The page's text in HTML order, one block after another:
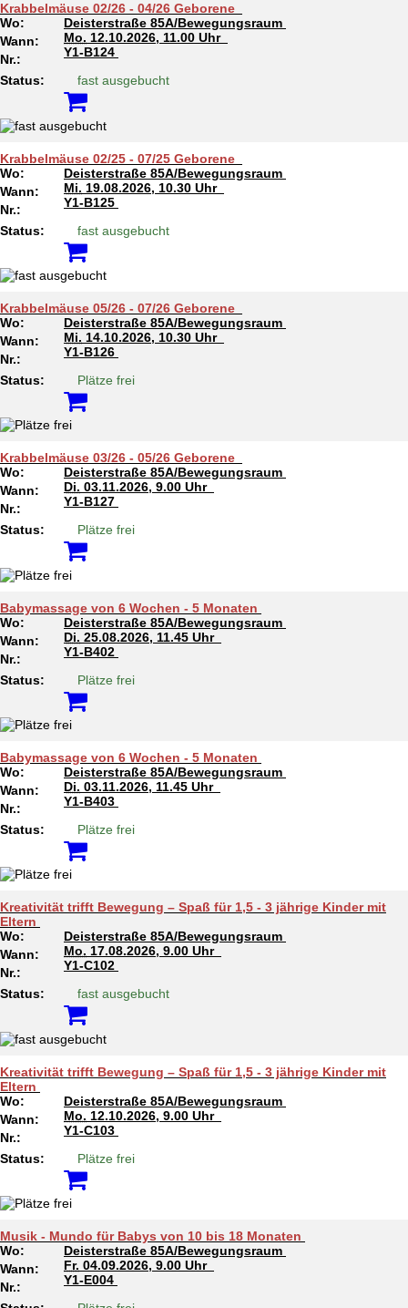
Krabbelmäuse 02/26 - 04/26 Geborene
Wo:
Deisterstraße 85A/Bewegungsraum
Wann:
Mo. 12.10.2026, 11.00 Uhr
Nr.:
Y1-B124
Status:
fast ausgebucht
Krabbelmäuse 02/25 - 07/25 Geborene
Wo:
Deisterstraße 85A/Bewegungsraum
Wann:
Mi. 19.08.2026, 10.30 Uhr
Nr.:
Y1-B125
Status:
fast ausgebucht
Krabbelmäuse 05/26 - 07/26 Geborene
Wo:
Deisterstraße 85A/Bewegungsraum
Wann:
Mi. 14.10.2026, 10.30 Uhr
Nr.:
Y1-B126
Status:
Plätze frei
Krabbelmäuse 03/26 - 05/26 Geborene
Wo:
Deisterstraße 85A/Bewegungsraum
Wann:
Di. 03.11.2026, 9.00 Uhr
Nr.:
Y1-B127
Status:
Plätze frei
Babymassage von 6 Wochen - 5 Monaten
Wo:
Deisterstraße 85A/Bewegungsraum
Wann:
Di. 25.08.2026, 11.45 Uhr
Nr.:
Y1-B402
Status:
Plätze frei
Babymassage von 6 Wochen - 5 Monaten
Wo:
Deisterstraße 85A/Bewegungsraum
Wann:
Di. 03.11.2026, 11.45 Uhr
Nr.:
Y1-B403
Status:
Plätze frei
Kreativität trifft Bewegung – Spaß für 1,5 - 3 jährige Kinder mit
Eltern
Wo:
Deisterstraße 85A/Bewegungsraum
Wann:
Mo. 17.08.2026, 9.00 Uhr
Nr.:
Y1-C102
Status:
fast ausgebucht
Kreativität trifft Bewegung – Spaß für 1,5 - 3 jährige Kinder mit
Eltern
Wo:
Deisterstraße 85A/Bewegungsraum
Wann:
Mo. 12.10.2026, 9.00 Uhr
Nr.:
Y1-C103
Status:
Plätze frei
Musik - Mundo für Babys von 10 bis 18 Monaten
Wo:
Deisterstraße 85A/Bewegungsraum
Wann:
Fr. 04.09.2026, 9.00 Uhr
Nr.:
Y1-E004